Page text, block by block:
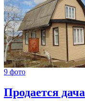
9 фото
Продается дача